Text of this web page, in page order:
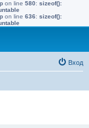
on line 580: sizeof():
on line 636: sizeof():
Вход